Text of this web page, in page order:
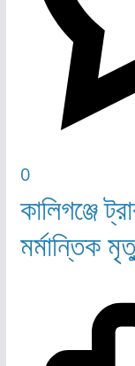
0
কালিগঞ্জে
মর্মান্তিক